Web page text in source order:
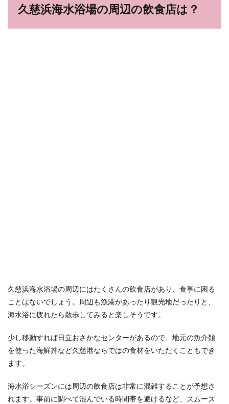
久慈浜海水浴場の周辺の飲食店は？
久慈浜海水浴場の周辺にはたくさんの飲食店があり、食事に困る
ことはないでしょう。周辺も漁港があったり観光地だったりと、
海水浴に疲れたら散歩してみると楽しそうです。
少し移動すれば日立おさかなセンターがあるので、地元の魚介類
を使った海鮮丼など久慈港ならではの食材をいただくこともでき
ます。
海水浴シーズンには周辺の飲食店は非常に混雑することが予想さ
れます。事前に調べて混んでいる時間帯を避けるなど、スムーズ